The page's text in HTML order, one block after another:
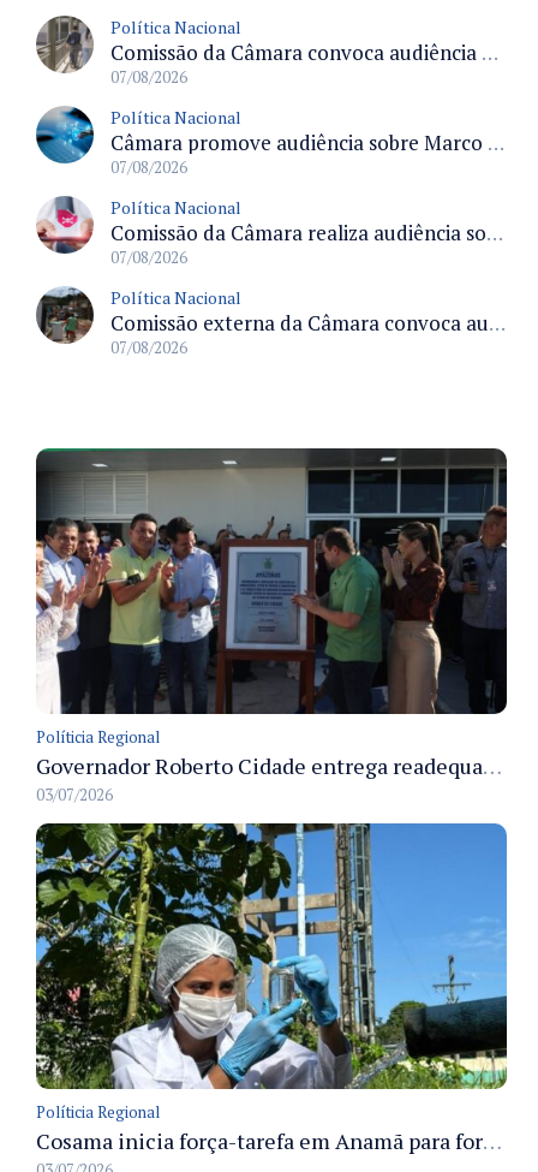
Política Nacional
Comissão da Câmara convoca audiência para discutir misoginia nas escolas e universidades após divulgação de listas misóginas
07/08/2026
Política Nacional
Câmara promove audiência sobre Marco de Fomento à Economia Digital e impactos da inteligência artificial
07/08/2026
Política Nacional
Comissão da Câmara realiza audiência sobre apostas online para medir o tamanho do mercado ilegal
07/08/2026
Política Nacional
Comissão externa da Câmara convoca audiência pública sobre chuvas na Zona da Mata de Minas Gerais e impactos em Juiz de Fora
07/08/2026
Políticia Regional
Governador Roberto Cidade entrega readequação do ambulatório da FCecon e amplia capacidade de atendimento oncológico em Manaus
03/07/2026
Políticia Regional
Cosama inicia força-tarefa em Anamã para fortalecer abastecimento de água e segurança hídrica da população